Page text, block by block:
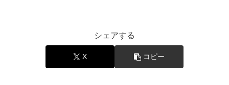
シェアする
X コピー